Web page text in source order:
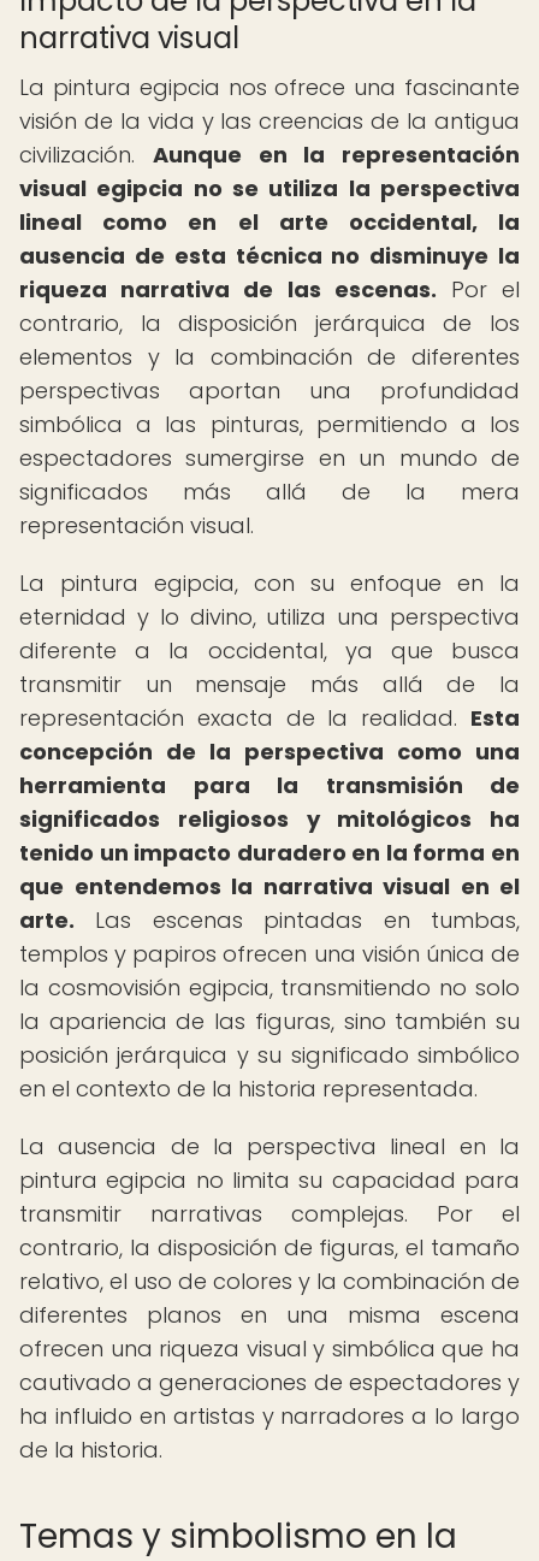
narrativa visual
La pintura egipcia nos ofrece una fascinante
visión de la vida y las creencias de la antigua
civilización. Aunque en la representación
visual egipcia no se utiliza la perspectiva
lineal como en el arte occidental, la
ausencia de esta técnica no disminuye la
riqueza narrativa de las escenas. Por el
contrario, la disposición jerárquica de los
elementos y la combinación de diferentes
perspectivas aportan una profundidad
simbólica a las pinturas, permitiendo a los
espectadores sumergirse en un mundo de
significados más allá de la mera
representación visual.
La pintura egipcia, con su enfoque en la
eternidad y lo divino, utiliza una perspectiva
diferente a la occidental, ya que busca
transmitir un mensaje más allá de la
representación exacta de la realidad. Esta
concepción de la perspectiva como una
herramienta para la transmisión de
significados religiosos y mitológicos ha
tenido un impacto duradero en la forma en
que entendemos la narrativa visual en el
arte. Las escenas pintadas en tumbas,
templos y papiros ofrecen una visión única de
la cosmovisión egipcia, transmitiendo no solo
la apariencia de las figuras, sino también su
posición jerárquica y su significado simbólico
en el contexto de la historia representada.
La ausencia de la perspectiva lineal en la
pintura egipcia no limita su capacidad para
transmitir narrativas complejas. Por el
contrario, la disposición de figuras, el tamaño
relativo, el uso de colores y la combinación de
diferentes planos en una misma escena
ofrecen una riqueza visual y simbólica que ha
cautivado a generaciones de espectadores y
ha influido en artistas y narradores a lo largo
de la historia.
Temas y simbolismo en la